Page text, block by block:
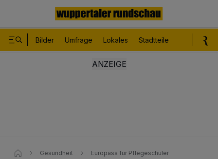
Bilder Umfrage Lokales Stadtteile
Gesundheit Europass für Pflegeschüler